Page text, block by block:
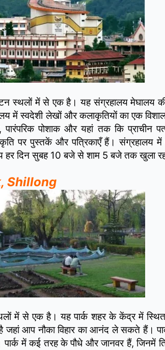
स्थलों में से एक है। यह संग्रहालय मेघालय
में स्वदेशी लेखों और कलाकृतियों का एक
पारंपरिक पोशाक और यहां तक कि
पर पुस्तकें और पत्रिकाएँ हैं। संग्रहालय में
हर दिन सुबह 10 बजे से शाम 5 बजे तक खुला
Shillong
में से एक है। यह पार्क शहर के केंद्र में
आप नौका विहार का आनंद ले सकते हैं।
में कई तरह के पौधे और जानवर हैं, जिनमें